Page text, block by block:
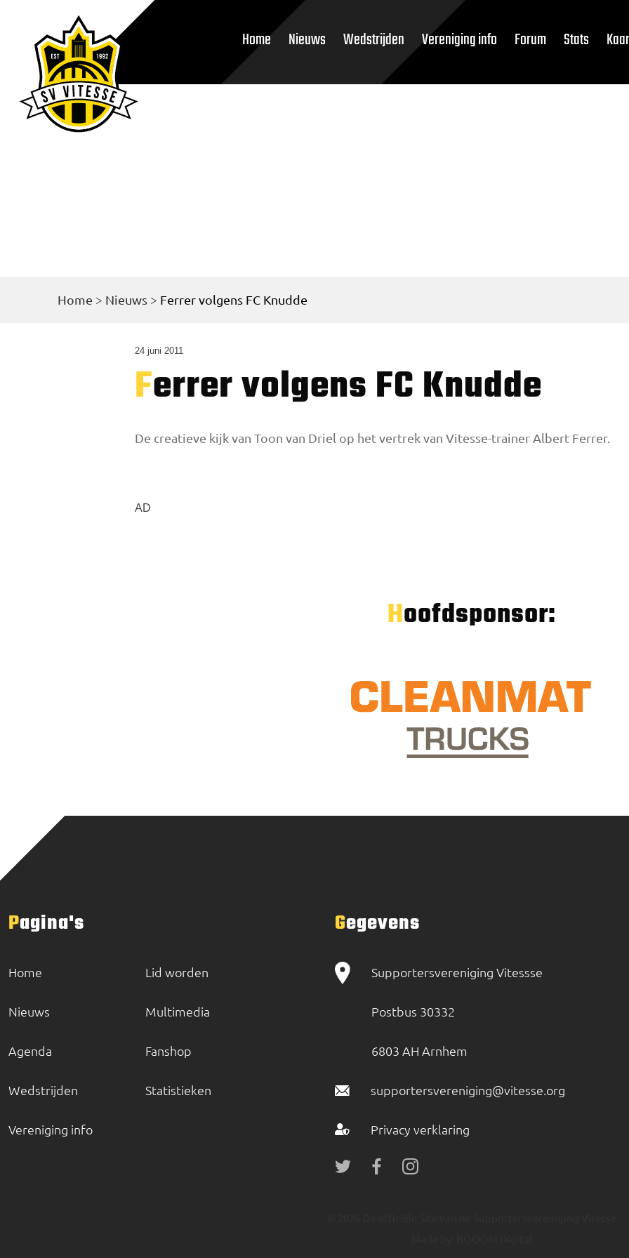
Home Nieuws Wedstrijden Vereniging info Forum Stats
Home > Nieuws > Ferrer volgens FC Knudde
24 juni 2011
Ferrer volgens FC Knudde
De creatieve kijk van Toon van Driel op het vertrek van Vitesse-trainer Albert Ferrer.
AD
Hoofdsponsor:
Pagina's
Home
Nieuws
Agenda
Wedstrijden
Vereniging info
Lid worden
Multimedia
Fanshop
Statistieken
Gegevens
Supportersvereniging Vitessse
Postbus 30332
6803 AH Arnhem
supportersvereniging@vitesse.org
Privacy verklaring